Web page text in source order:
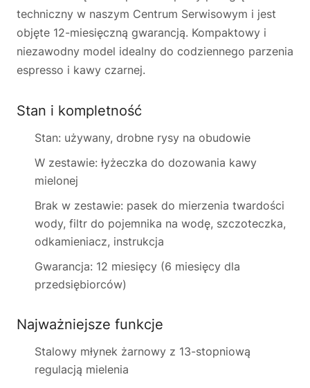
techniczny w naszym Centrum Serwisowym i jest
objęte 12-miesięczną gwarancją. Kompaktowy i
niezawodny model idealny do codziennego parzenia
espresso i kawy czarnej.
Stan i kompletność
Stan: używany, drobne rysy na obudowie
W zestawie: łyżeczka do dozowania kawy
mielonej
Brak w zestawie: pasek do mierzenia twardości
wody, filtr do pojemnika na wodę, szczoteczka,
odkamieniacz, instrukcja
Gwarancja: 12 miesięcy (6 miesięcy dla
przedsiębiorców)
Najważniejsze funkcje
Stalowy młynek żarnowy z 13-stopniową
regulacją mielenia